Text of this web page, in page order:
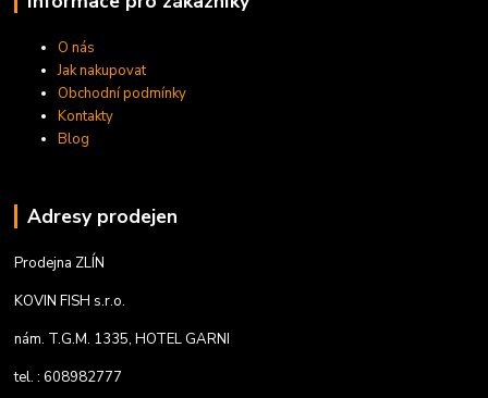
O nás
Jak nakupovat
Obchodní podmínky
Kontakty
Blog
Adresy prodejen
Prodejna ZLÍN
KOVIN FISH s.r.o.
nám. T.G.M. 1335, HOTEL GARNI
tel. : 608982777